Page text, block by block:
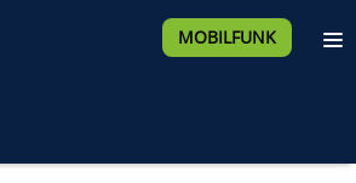
MOBILFUNK